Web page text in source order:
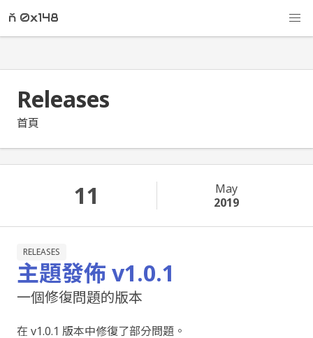
ň 0x148
Releases
首頁
11
May
2019
RELEASES
主題發佈 v1.0.1
一個修復問題的版本
在 v1.0.1 版本中修復了部分問題。